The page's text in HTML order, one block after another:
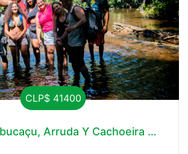
CLP$ 41400
Arruda Y Cachoeira Da